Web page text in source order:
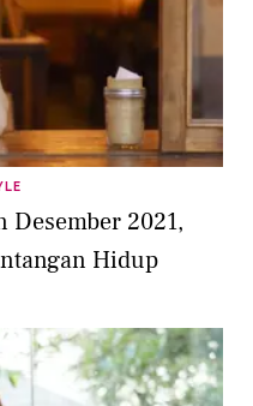
Desember 2021,
Hidup